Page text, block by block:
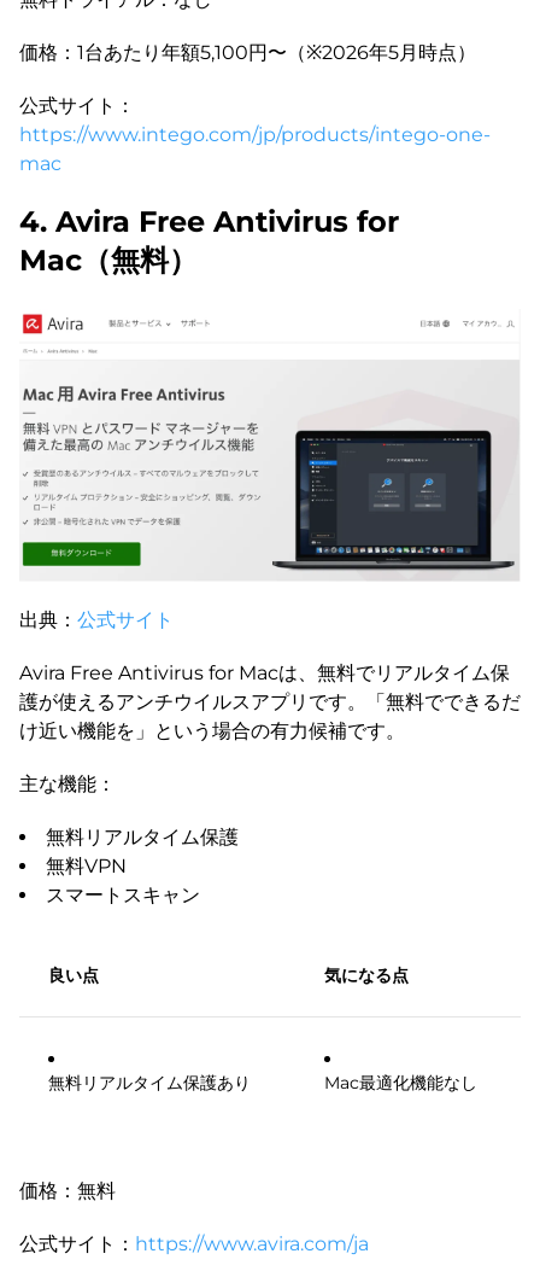
価格：1台あたり年額5,100円〜（※2026年5月時点）
公式サイト：
https://www.intego.com/jp/products/intego-one-
mac
4. Avira Free Antivirus for
Mac（無料）
出典： 公式サイト
Avira Free Antivirus for Macは、無料でリアルタイム保
護が使えるアンチウイルスアプリです。「無料でできるだ
け近い機能を」という場合の有力候補です。
主な機能：
無料リアルタイム保護
無料VPN
スマートスキャン
良い点 気になる点
無料リアルタイム保護あり Mac最適化機能なし
価格：無料
公式サイト： https://www.avira.com/ja